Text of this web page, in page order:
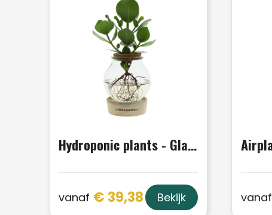
Hydroponic plants - Glass with LED light in giftbox
vanaf € 39,38 Bekijk vanaf